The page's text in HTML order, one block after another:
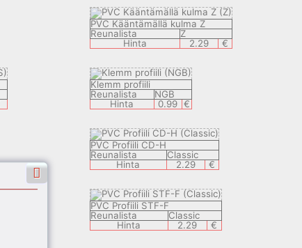
PVC Kääntämällä kulma Z
Reunalista
Z
Hinta
2.29 €
Klemm profiili
Reunalista
NGB
Hinta
0.99 €
PVC Profiili CD-H
Reunalista
Classic
Hinta
2.29 €
PVC Profiili STF-F
Reunalista
Classic
Hinta
2.29 €